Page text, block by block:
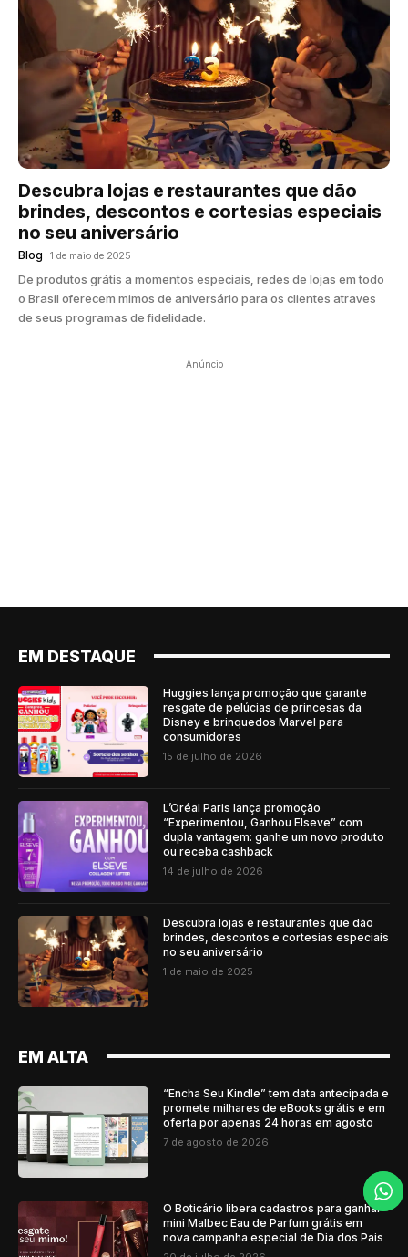
Descubra lojas e restaurantes que dão
brindes, descontos e cortesias especiais
no seu aniversário
Blog 1 de maio de 2025
De produtos grátis a momentos especiais, redes de lojas em todo
o Brasil oferecem mimos de aniversário para os clientes atraves
de seus programas de fidelidade.
Anúncio
EM DESTAQUE
Huggies lança promoção que garante
resgate de pelúcias de princesas da
Disney e brinquedos Marvel para
consumidores
15 de julho de 2026
L’Oréal Paris lança promoção
“Experimentou, Ganhou Elseve” com
dupla vantagem: ganhe um novo produto
ou receba cashback
14 de julho de 2026
Descubra lojas e restaurantes que dão
brindes, descontos e cortesias especiais
no seu aniversário
1 de maio de 2025
EM ALTA
“Encha Seu Kindle” tem data antecipada e
promete milhares de eBooks grátis e em
oferta por apenas 24 horas em agosto
7 de agosto de 2026
O Boticário libera cadastros para ganhar
mini Malbec Eau de Parfum grátis em
nova campanha especial de Dia dos Pais